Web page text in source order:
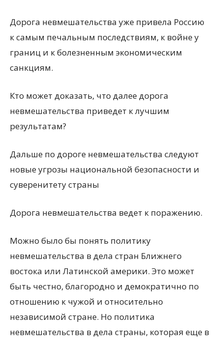
Дорога невмешательства уже привела Россию
к самым печальным последствиям, к войне у
границ и к болезненным экономическим
санкциям.
Кто может доказать, что далее дорога
невмешательства приведет к лучшим
результатам?
Дальше по дороге невмешательства следуют
новые угрозы национальной безопасности и
суверенитету страны
Дорога невмешательства ведет к поражению.
Можно было бы понять политику
невмешательства в дела стран Ближнего
востока или Латинской америки. Это может
быть честно, благородно и демократично по
отношению к чужой и относительно
независимой стране. Но политика
невмешательства в дела страны, которая еще в